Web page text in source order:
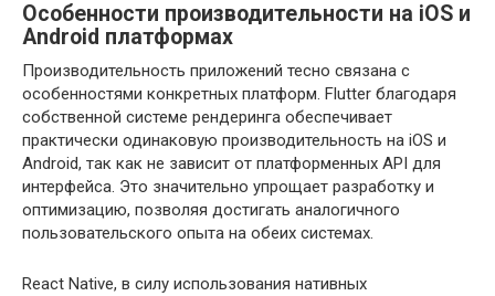
Особенности производительности на iOS и
Android платформах
Производительность приложений тесно связана с
особенностями конкретных платформ. Flutter благодаря
собственной системе рендеринга обеспечивает
практически одинаковую производительность на iOS и
Android, так как не зависит от платформенных API для
интерфейса. Это значительно упрощает разработку и
оптимизацию, позволяя достигать аналогичного
пользовательского опыта на обеих системах.
React Native, в силу использования нативных